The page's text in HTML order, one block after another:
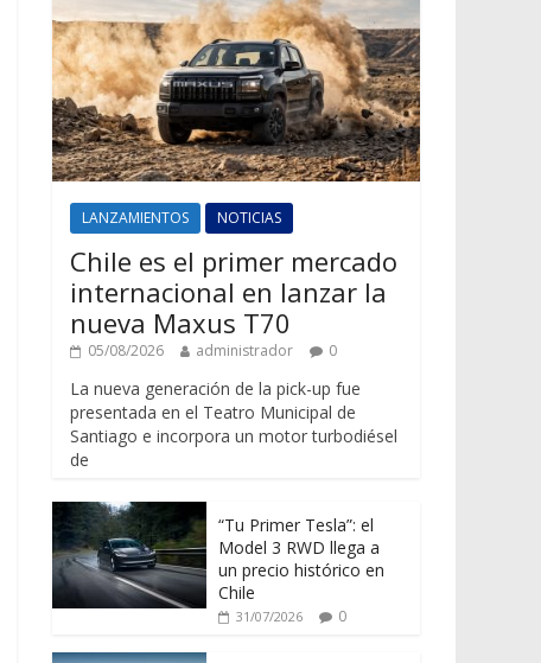
LANZAMIENTOS NOTICIAS
Chile es el primer mercado
internacional en lanzar la
nueva Maxus T70
05/08/2026 administrador 0
La nueva generación de la pick-up fue
presentada en el Teatro Municipal de
Santiago e incorpora un motor turbodiésel
de
“Tu Primer Tesla”: el
Model 3 RWD llega a
un precio histórico en
Chile
31/07/2026 0